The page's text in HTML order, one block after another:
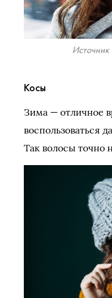
Источник
Косы
Зима — отличное
воспользоваться
Так волосы точно